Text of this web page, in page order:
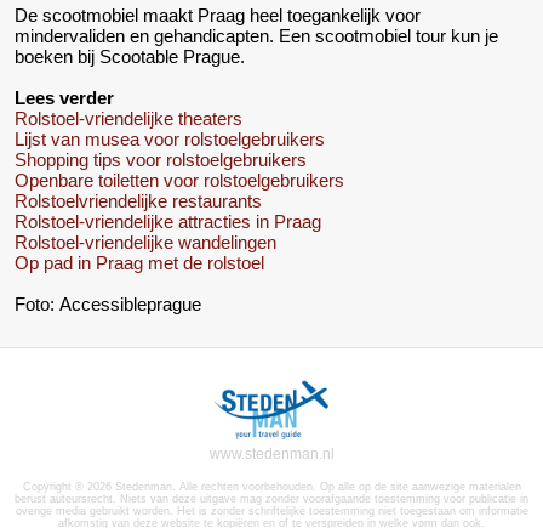
De scootmobiel maakt Praag heel toegankelijk voor
mindervaliden en gehandicapten. Een scootmobiel tour kun je
boeken bij Scootable Prague.
Lees verder
Rolstoel-vriendelijke theaters
Lijst van musea voor rolstoelgebruikers
Shopping tips voor rolstoelgebruikers
Openbare toiletten voor rolstoelgebruikers
Rolstoelvriendelijke restaurants
Rolstoel-vriendelijke attracties in Praag
Rolstoel-vriendelijke wandelingen
Op pad in Praag met de rolstoel
Foto: Accessibleprague
www.stedenman.nl
Copyright © 2026 Stedenman. Alle rechten voorbehouden. Op alle op de site aanwezige materialen
berust auteursrecht. Niets van deze uitgave mag zonder voorafgaande toestemming voor publicatie in
overige media gebruikt worden. Het is zonder schriftelijke toestemming niet toegestaan om informatie
afkomstig van deze website te kopiëren en of te verspreiden in welke vorm dan ook.